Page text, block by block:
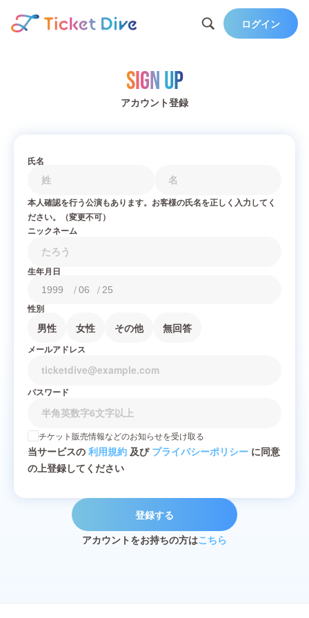
ログイン
Sign Up
アカウント登録
氏名
本人確認を行う公演もあります。お客様の氏名を正しく入力してく
ださい。（変更不可）
ニックネーム
生年月日
/ /
性別
男性 女性 その他 無回答
メールアドレス
パスワード
チケット販売情報などのお知らせを受け取る
当サービスの 利用規約 及び プライバシーポリシー に同意
の上登録してください
登録する
アカウントをお持ちの方はこちら